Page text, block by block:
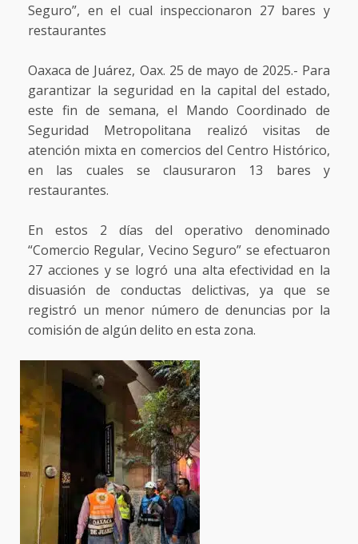
Seguro”, en el cual inspeccionaron 27 bares y
restaurantes
Oaxaca de Juárez, Oax. 25 de mayo de 2025.- Para
garantizar la seguridad en la capital del estado,
este fin de semana, el Mando Coordinado de
Seguridad Metropolitana realizó visitas de
atención mixta en comercios del Centro Histórico,
en las cuales se clausuraron 13 bares y
restaurantes.
En estos 2 días del operativo denominado
“Comercio Regular, Vecino Seguro” se efectuaron
27 acciones y se logró una alta efectividad en la
disuasión de conductas delictivas, ya que se
registró un menor número de denuncias por la
comisión de algún delito en esta zona.